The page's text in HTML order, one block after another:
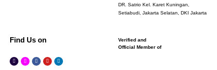
DR. Satrio Kel. Karet Kuningan,
Setiabudi, Jakarta Selatan, DKI Jakarta
Find Us on
Verified and
Official Member of